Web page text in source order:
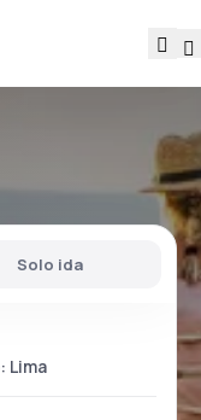
Solo ida